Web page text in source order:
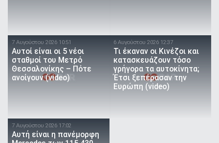
7 Αυγούστου 2026 10:51
Αυτοί είναι οι 5 νέοι
σταθμοί του Μετρό
Θεσσαλονίκης – Πότε
ανοίγουν (video)
6 Αυγούστου 2026 12:37
Τι έκαναν οι Κινέζοι και
κατασκευάζουν τόσο
γρήγορα τα αυτοκίνητα;
Έτσι ξεπέρασαν την
Ευρώπη (video)
7 Αυγούστου 2026 17:02
Αυτή είναι η πανέμορφη